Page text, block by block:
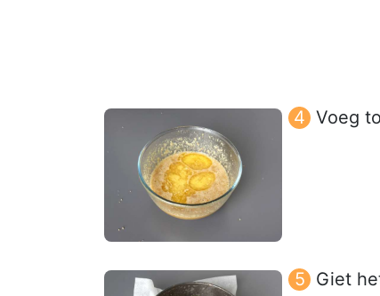
Voeg
Giet